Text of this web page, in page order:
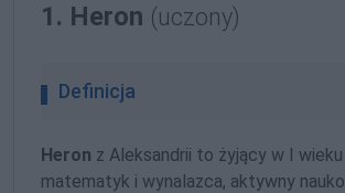
1. Heron (uczony)
Definicja
Heron z Aleksandrii to żyjący w I
matematyk i wynalazca, aktywny